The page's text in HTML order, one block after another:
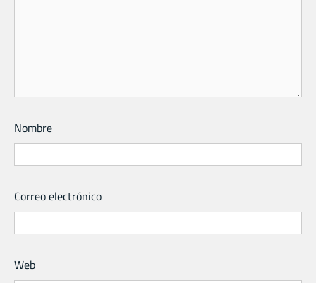
Nombre
Correo electrónico
Web